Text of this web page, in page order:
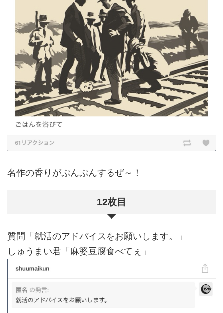
名作の香りがぷんぷんするぜ～！
12枚目
質問「就活のアドバイスをお願いします。」
しゅうまい君「麻婆豆腐食べてぇ」